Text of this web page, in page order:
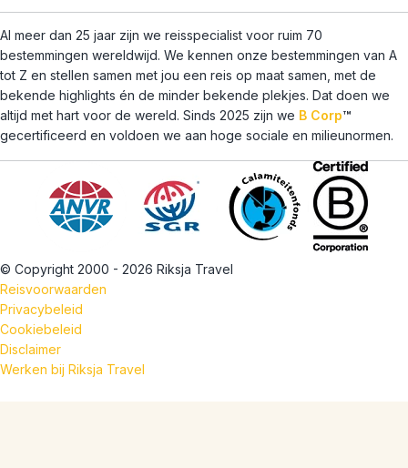
Al meer dan 25 jaar zijn we reisspecialist voor ruim 70
bestemmingen wereldwijd. We kennen onze bestemmingen van A
tot Z en stellen samen met jou een reis op maat samen, met de
bekende highlights én de minder bekende plekjes. Dat doen we
altijd met hart voor de wereld. Sinds 2025 zijn we B Corp™
gecertificeerd en voldoen we aan hoge sociale en milieunormen.
© Copyright 2000 - 2026 Riksja Travel
Reisvoorwaarden
Privacybeleid
Cookiebeleid
Disclaimer
Werken bij Riksja Travel